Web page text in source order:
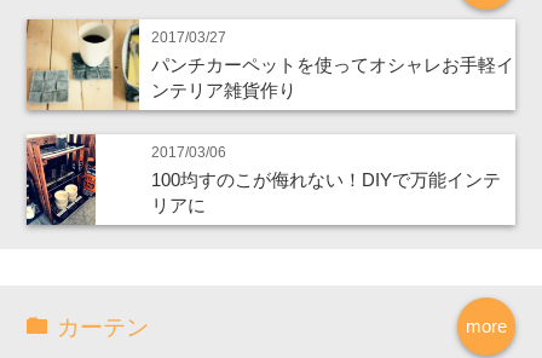
2017/03/27
パンチカーペットを使ってオシャレお手軽イ
ンテリア雑貨作り
2017/03/06
100均すのこが侮れない！DIYで万能インテ
リアに
more
カーテン